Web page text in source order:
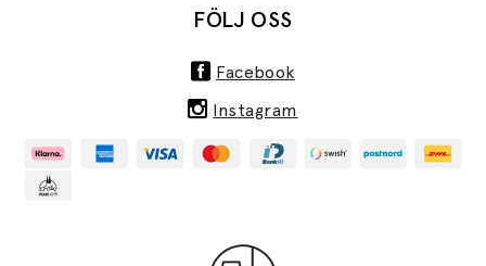
FÖLJ OSS
Facebook
Instagram